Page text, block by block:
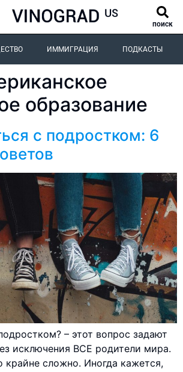
поиск
ИММИГРАЦИЯ ПОДКАСТЫ
образование
с подростком: 6
– этот вопрос задают
исключения ВСЕ родители мира.
крайне сложно. Иногда кажется,